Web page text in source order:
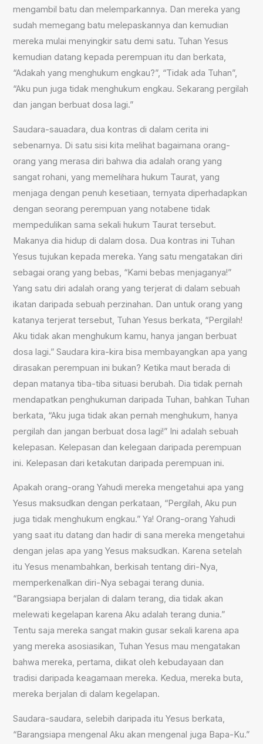
mengambil batu dan melemparkannya. Dan mereka yang
sudah memegang batu melepaskannya dan kemudian
mereka mulai menyingkir satu demi satu. Tuhan Yesus
kemudian datang kepada perempuan itu dan berkata,
“Adakah yang menghukum engkau?”, “Tidak ada Tuhan”,
“Aku pun juga tidak menghukum engkau. Sekarang pergilah
dan jangan berbuat dosa lagi.”
Saudara-sauadara, dua kontras di dalam cerita ini
sebenarnya. Di satu sisi kita melihat bagaimana orang-
orang yang merasa diri bahwa dia adalah orang yang
sangat rohani, yang memelihara hukum Taurat, yang
menjaga dengan penuh kesetiaan, ternyata diperhadapkan
dengan seorang perempuan yang notabene tidak
mempedulikan sama sekali hukum Taurat tersebut.
Makanya dia hidup di dalam dosa. Dua kontras ini Tuhan
Yesus tujukan kepada mereka. Yang satu mengatakan diri
sebagai orang yang bebas, “Kami bebas menjaganya!”
Yang satu diri adalah orang yang terjerat di dalam sebuah
ikatan daripada sebuah perzinahan. Dan untuk orang yang
katanya terjerat tersebut, Tuhan Yesus berkata, “Pergilah!
Aku tidak akan menghukum kamu, hanya jangan berbuat
dosa lagi.” Saudara kira-kira bisa membayangkan apa yang
dirasakan perempuan ini bukan? Ketika maut berada di
depan matanya tiba-tiba situasi berubah. Dia tidak pernah
mendapatkan penghukuman daripada Tuhan, bahkan Tuhan
berkata, “Aku juga tidak akan pernah menghukum, hanya
pergilah dan jangan berbuat dosa lagi!” Ini adalah sebuah
kelepasan. Kelepasan dan kelegaan daripada perempuan
ini. Kelepasan dari ketakutan daripada perempuan ini.
Apakah orang-orang Yahudi mereka mengetahui apa yang
Yesus maksudkan dengan perkataan, “Pergilah, Aku pun
juga tidak menghukum engkau.” Ya! Orang-orang Yahudi
yang saat itu datang dan hadir di sana mereka mengetahui
dengan jelas apa yang Yesus maksudkan. Karena setelah
itu Yesus menambahkan, berkisah tentang diri-Nya,
memperkenalkan diri-Nya sebagai terang dunia.
“Barangsiapa berjalan di dalam terang, dia tidak akan
melewati kegelapan karena Aku adalah terang dunia.”
Tentu saja mereka sangat makin gusar sekali karena apa
yang mereka asosiasikan, Tuhan Yesus mau mengatakan
bahwa mereka, pertama, diikat oleh kebudayaan dan
tradisi daripada keagamaan mereka. Kedua, mereka buta,
mereka berjalan di dalam kegelapan.
Saudara-saudara, selebih daripada itu Yesus berkata,
“Barangsiapa mengenal Aku akan mengenal juga Bapa-Ku.”